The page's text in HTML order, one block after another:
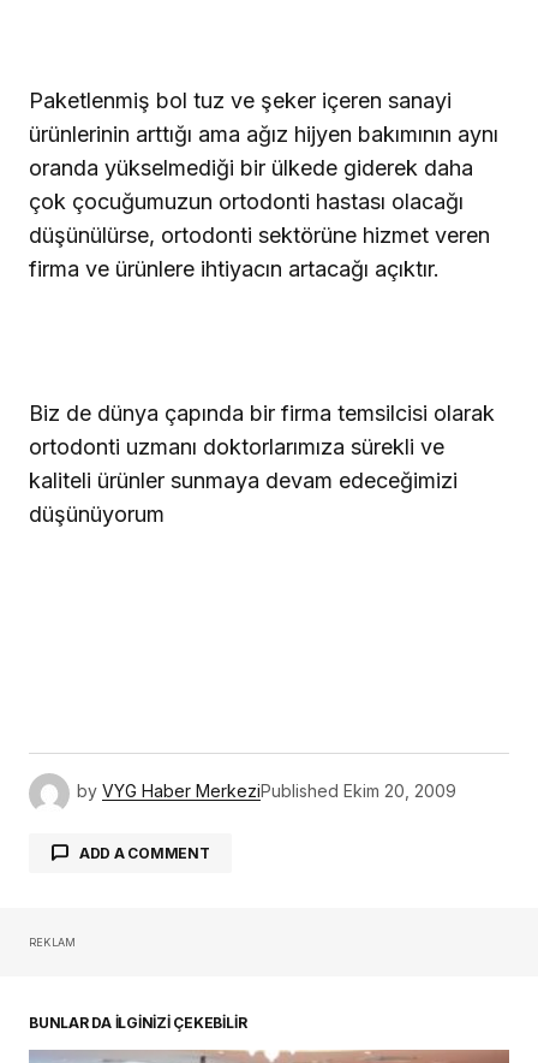
Paketlenmiş bol tuz ve şeker içeren sanayi
ürünlerinin arttığı ama ağız hijyen bakımının aynı
oranda yükselmediği bir ülkede giderek daha
çok çocuğumuzun ortodonti hastası olacağı
düşünülürse, ortodonti sektörüne hizmet veren
firma ve ürünlere ihtiyacın artacağı açıktır.
Biz de dünya çapında bir firma temsilcisi olarak
ortodonti uzmanı doktorlarımıza sürekli ve
kaliteli ürünler sunmaya devam edeceğimizi
düşünüyorum
by VYG Haber MerkeziPublished Ekim 20, 2009
ADD A COMMENT
REKLAM
BUNLAR DA İLGİNİZİ ÇEKEBİLİR